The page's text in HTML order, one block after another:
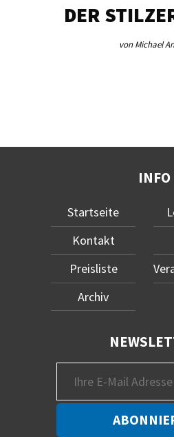
DER
von Michael
INFO
Startseite
Kontakt
Preisliste
Archiv